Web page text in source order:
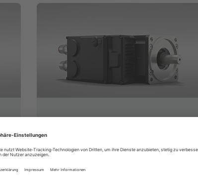
ihD-DT5
Synchron-Servomotor mit integriertem